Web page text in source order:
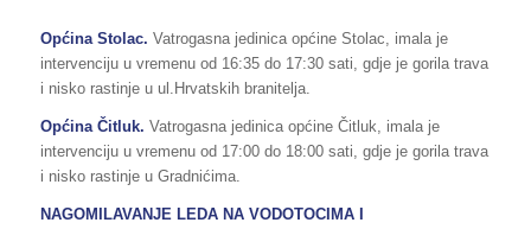
Općina Stolac. Vatrogasna jedinica općine Stolac, imala je
intervenciju u vremenu od 16:35 do 17:30 sati, gdje je gorila trava
i nisko rastinje u ul.Hrvatskih branitelja.
Općina Čitluk. Vatrogasna jedinica općine Čitluk, imala je
intervenciju u vremenu od 17:00 do 18:00 sati, gdje je gorila trava
i nisko rastinje u Gradnićima.
NAGOMILAVANJE LEDA NA VODOTOCIMA I